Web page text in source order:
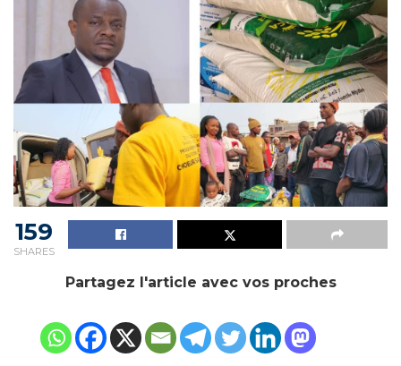
159
SHARES
Partagez l'article avec vos proches